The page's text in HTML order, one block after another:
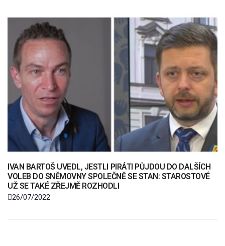
IVAN BARTOŠ UVEDL, JESTLI PIRÁTI PŮJDOU DO DALŠÍCH
VOLEB DO SNĚMOVNY SPOLEČNĚ SE STAN: STAROSTOVÉ
UŽ SE TAKÉ ZŘEJMĚ ROZHODLI
26/07/2022